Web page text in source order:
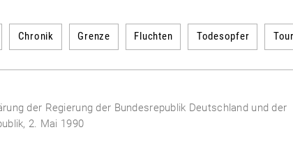
Chronik Grenze Fluchten Todesopfer Tour
der Regierung der Bundesrepublik Deutschland und der
2. Mai 1990